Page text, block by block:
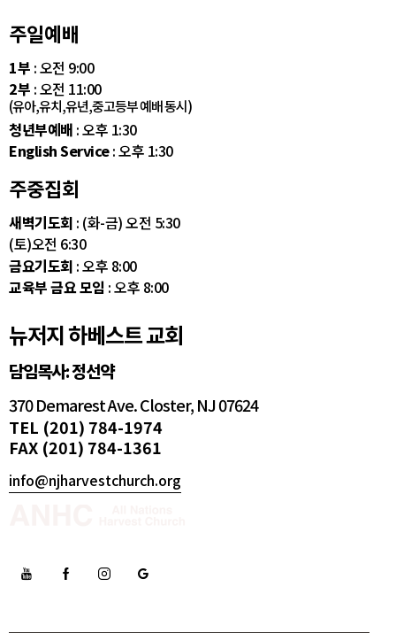
주일예배
1부 : 오전 9:00
2부 : 오전 11:00
(유아,유치,유년,중고등부 예배 동시)
청년부예배 : 오후 1:30
English Service: 오후 1:30
주중집회
새벽기도회 : (화-금) 오전 5:30
(토)오전 6:30
금요기도회 : 오후 8:00
교육부 금요 모임 : 오후 8:00
뉴저지 하베스트 교회
담임목사: 정선약
370 Demarest Ave. Closter, NJ 07624
TEL (201) 784-1974
FAX (201) 784-1361
info@njharvestchurch.org